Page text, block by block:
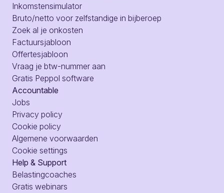
Inkomstensimulator
Bruto/netto voor zelfstandige in bijberoep
Zoek al je onkosten
Factuursjabloon
Offertesjabloon
Vraag je btw-nummer aan
Gratis Peppol software
Accountable
Jobs
Privacy policy
Cookie policy
Algemene voorwaarden
Cookie settings
Help & Support
Belastingcoaches
Gratis webinars